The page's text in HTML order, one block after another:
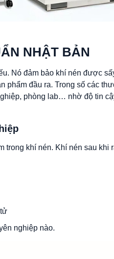
NHẬT BẢN
Nó đảm bảo khí nén được
phẩm đầu ra. Trong số các
phòng lab… nhờ độ tin
trong khí nén. Khí nén sau
nghiệp nào.